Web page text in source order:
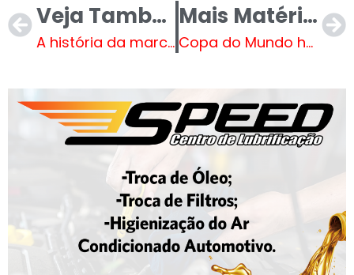
Veja Também
A história da marca familiar por trás dos uniformes de Cabo Verde, a sensação da Copa
Mais Matérias
Copa do Mundo hoje: veja jogos e horários do dia 05/07